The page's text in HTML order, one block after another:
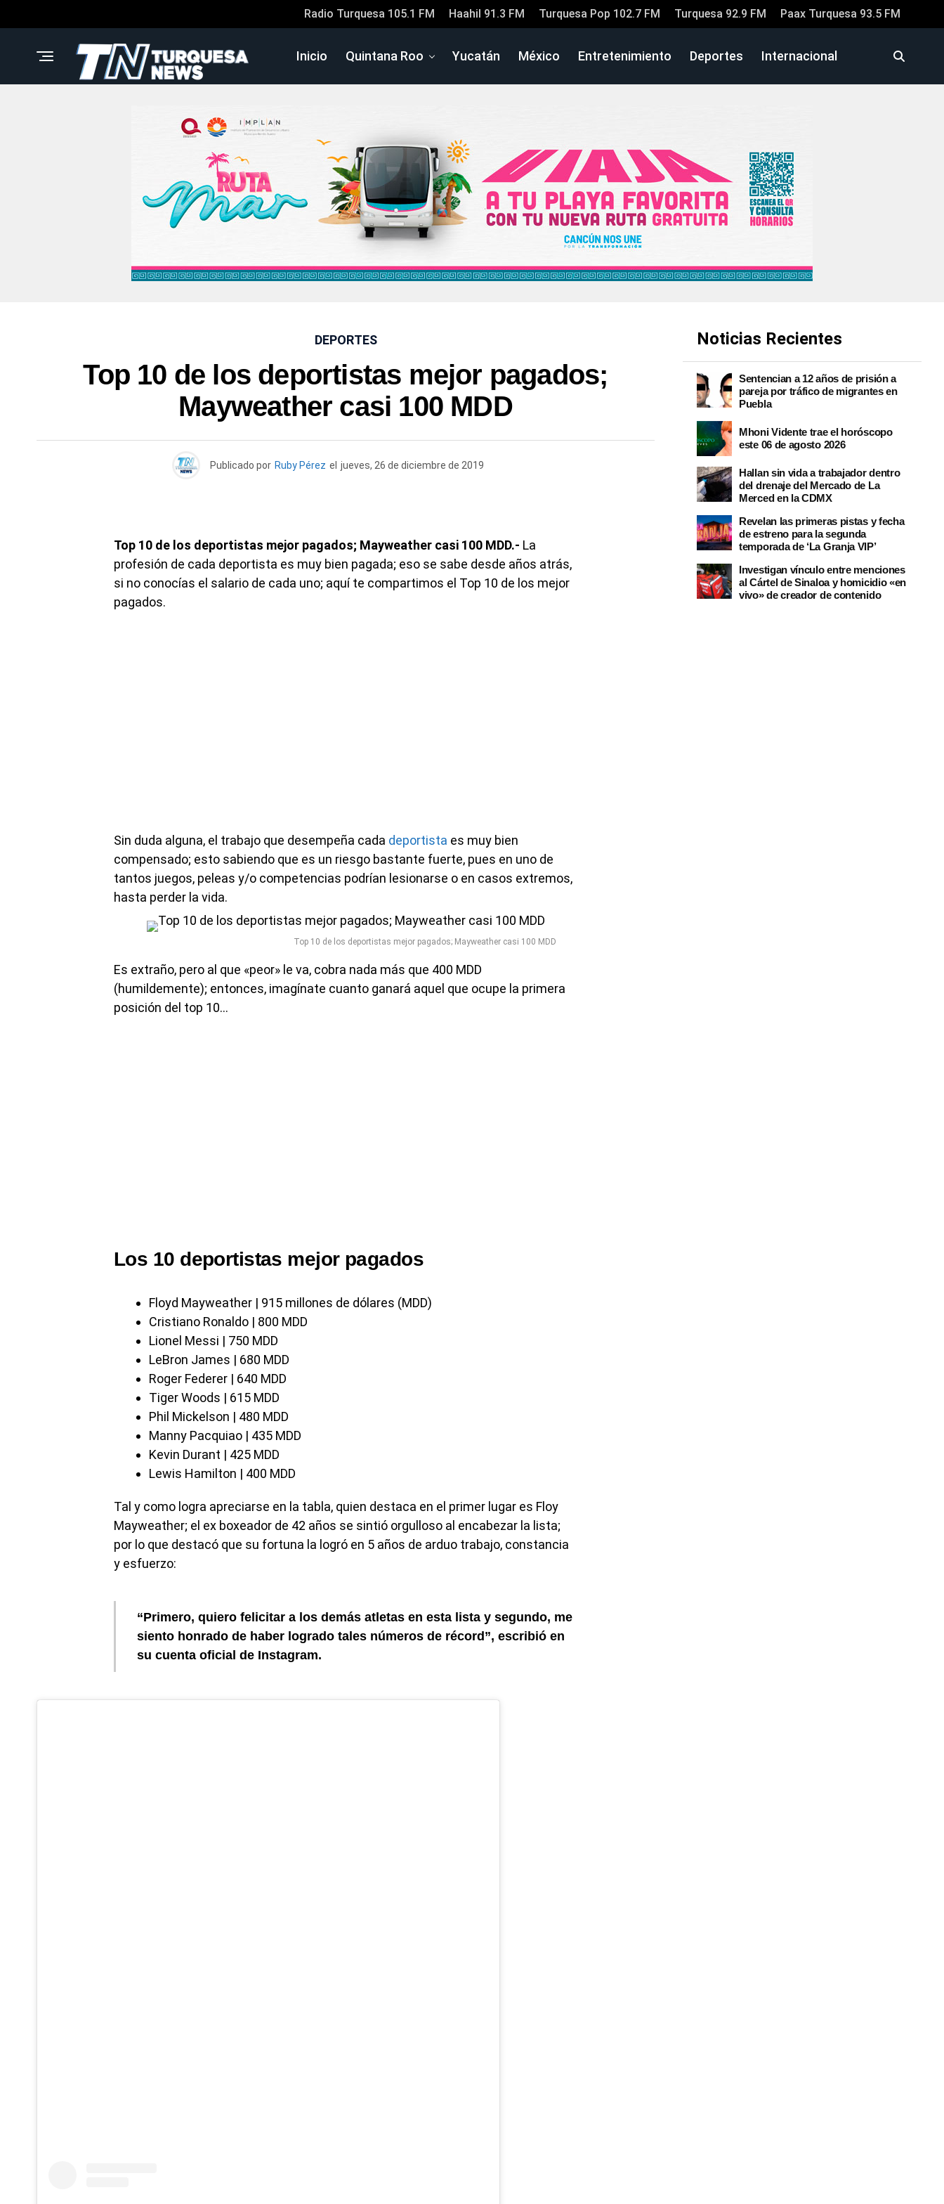
Radio Turquesa 105.1 FM Haahil 91.3 FM Turquesa Pop 102.7 FM Turquesa 92.9 FM Paax Turquesa 93.5 FM
Inicio Quintana Roo Yucatán México Entretenimiento Deportes Internacional
DEPORTES
Top 10 de los deportistas mejor pagados;
Mayweather casi 100 MDD
Publicado por Ruby Pérez el jueves, 26 de diciembre de 2019
Top 10 de los deportistas mejor pagados; Mayweather casi 100 MDD.- La
profesión de cada deportista es muy bien pagada; eso se sabe desde años atrás,
si no conocías el salario de cada uno; aquí te compartimos el Top 10 de los mejor
pagados.
Sin duda alguna, el trabajo que desempeña cada deportista es muy bien
compensado; esto sabiendo que es un riesgo bastante fuerte, pues en uno de
tantos juegos, peleas y/o competencias podrían lesionarse o en casos extremos,
hasta perder la vida.
Top 10 de los deportistas mejor pagados; Mayweather casi 100 MDD
Es extraño, pero al que «peor» le va, cobra nada más que 400 MDD
(humildemente); entonces, imagínate cuanto ganará aquel que ocupe la primera
posición del top 10…
Los 10 deportistas mejor pagados
Floyd Mayweather | 915 millones de dólares (MDD)
Cristiano Ronaldo | 800 MDD
Lionel Messi | 750 MDD
LeBron James | 680 MDD
Roger Federer | 640 MDD
Tiger Woods | 615 MDD
Phil Mickelson | 480 MDD
Manny Pacquiao | 435 MDD
Kevin Durant | 425 MDD
Lewis Hamilton | 400 MDD
Tal y como logra apreciarse en la tabla, quien destaca en el primer lugar es Floy
Mayweather; el ex boxeador de 42 años se sintió orgulloso al encabezar la lista;
por lo que destacó que su fortuna la logró en 5 años de arduo trabajo, constancia
y esfuerzo:
“Primero, quiero felicitar a los demás atletas en esta lista y segundo, me
siento honrado de haber logrado tales números de récord”, escribió en
su cuenta oficial de Instagram.
Noticias Recientes
Sentencian a 12 años de prisión a
pareja por tráfico de migrantes en
Puebla
Mhoni Vidente trae el horóscopo
este 06 de agosto 2026
Hallan sin vida a trabajador dentro
del drenaje del Mercado de La
Merced en la CDMX
Revelan las primeras pistas y fecha
de estreno para la segunda
temporada de ‘La Granja VIP’
Investigan vínculo entre menciones
al Cártel de Sinaloa y homicidio «en
vivo» de creador de contenido